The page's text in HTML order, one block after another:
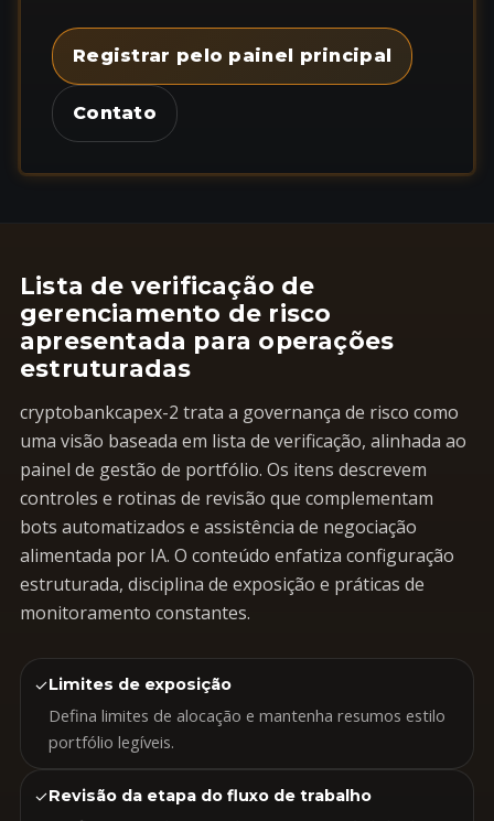
Registrar pelo painel principal
Contato
Lista de verificação de
gerenciamento de risco
apresentada para operações
estruturadas
cryptobankcapex-2 trata a governança de risco como
uma visão baseada em lista de verificação, alinhada ao
painel de gestão de portfólio. Os itens descrevem
controles e rotinas de revisão que complementam
bots automatizados e assistência de negociação
alimentada por IA. O conteúdo enfatiza configuração
estruturada, disciplina de exposição e práticas de
monitoramento constantes.
✓Limites de exposição
Defina limites de alocação e mantenha resumos estilo
portfólio legíveis.
✓Revisão da etapa do fluxo de trabalho